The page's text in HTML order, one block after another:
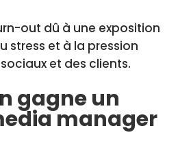
out dû à une exposition
stress et à la pression
et des clients.
gagne un
manager